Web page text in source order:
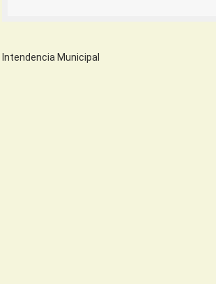
Intendencia Municipal